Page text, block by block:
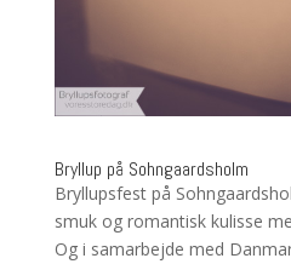
Bryllup på Sohngaardsholm
Bryllupsfest på
smuk og romantisk kulisse
Og i samarbejde med